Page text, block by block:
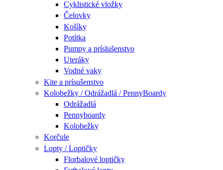
Cyklistické vložky
Čelovky
Košíky
Potítka
Pumpy a príslušenstvo
Uteráky
Vodné vaky
Kite a prísušenstvo
Kolobežky / Odrážadlá / PennyBoardy
Odrážadlá
Pennyboardy
Kolobežky
Korčule
Lopty / Loptičky
Florbalové loptičky